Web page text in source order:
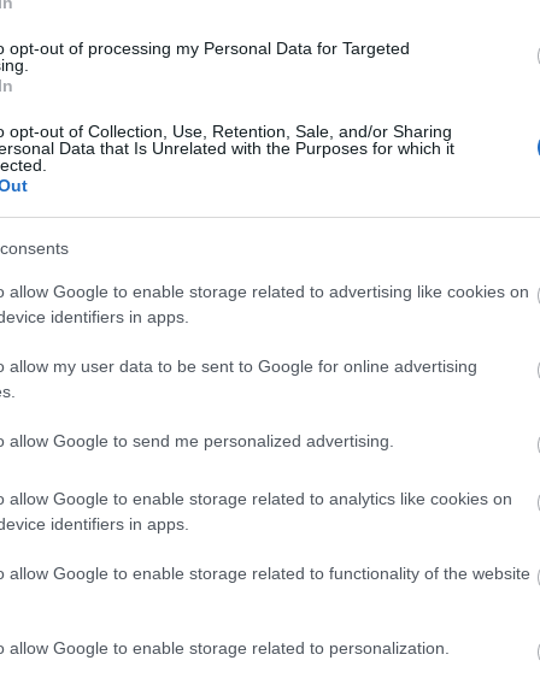
opt-out of processing my Personal Data for Targeted
opt-out of Collection, Use, Retention, Sale, and/or Sharing
Data that Is Unrelated with the Purposes for which it
allow Google to enable storage related to advertising like cookies on
identifiers in apps.
allow my user data to be sent to Google for online advertising
allow Google to send me personalized advertising.
allow Google to enable storage related to analytics like cookies on
identifiers in apps.
allow Google to enable storage related to functionality of the website
allow Google to enable storage related to personalization.
na jačanju mišića. U svakoj sesiji koristi niz
mišićne snage i izdržljivosti. Trening dana izaziva
da se prilagode.
rezultira porastom mišićne mase kako
tijekom vremena. Ne samo da povećava fizičke
izbor za svakoga tko želi povećati svoju snagu.